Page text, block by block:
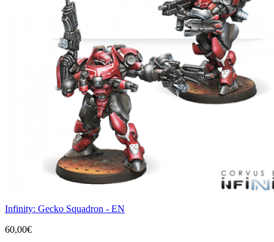
Infinity: Gecko Squadron - EN
60,00€